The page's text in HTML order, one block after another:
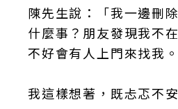
陳先生說：「我一邊刪
什麼事？朋友發現我不
不好會有人上門來找我。
我這樣想著，既忐忑不